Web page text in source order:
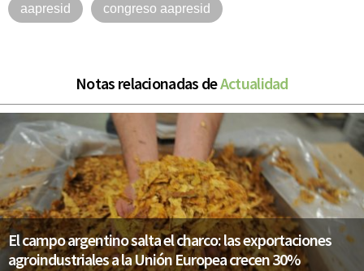
aapresid congreso aapresid
Notas relacionadas deActualidad
El campo argentino salta el charco: las exportaciones
agroindustriales a la Unión Europea crecen 30%